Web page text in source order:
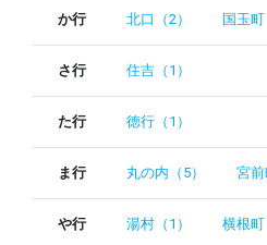
か行 北口（2） 国玉町
さ行 住吉（1）
た行 徳行（1）
ま行 丸の内（5） 宮前
や行 湯村（1） 横根町